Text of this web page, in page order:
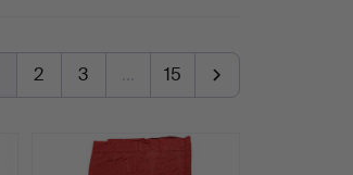
2 3 … 15